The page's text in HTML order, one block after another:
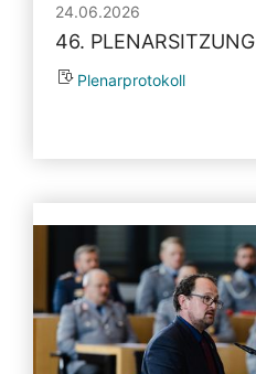
24.06.2026
46. PLENARSITZUNG
Plenarprotokoll